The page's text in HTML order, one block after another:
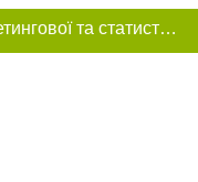
Цей сайт використовує «cookies». Також веб-сайт використовує інтернет-сервіс для збору технічних даних стосовно відвідувачів з метою отримання маркетингової та статистичної інформації. Умови обробки даних відвідувачів сайту див.